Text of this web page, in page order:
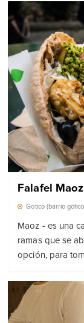
Falafel Maoz
Gotico (barrio
Maoz - es una
ramas que se
opción, para